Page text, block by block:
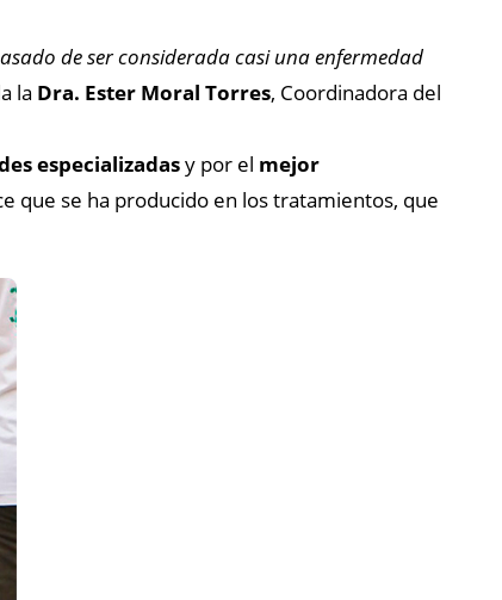
de ser considerada casi una enfermedad
la Dra. Ester Moral Torres, Coordinadora del
especializadasy por el mejor
que se ha producido en los tratamientos, que